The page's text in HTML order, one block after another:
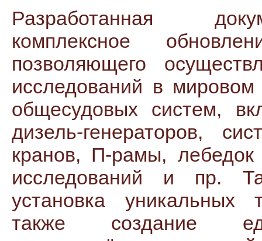
Разработанная
комплексное
позволяющего
исследований в мировом
общесудовых систем,
дизель-генераторов,
кранов, П-рамы, лебедок
исследований и пр.
установка уникальных
также создание